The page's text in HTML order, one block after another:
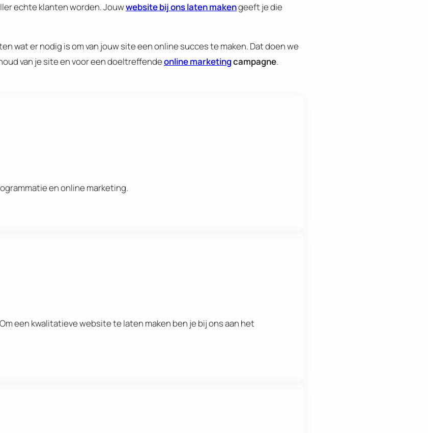
echte klanten worden. Jouwwebsite bij ons laten makengeeft je die
wat er nodig is om van jouw site een online succes te maken. Dat doen we
van je site en voor een doeltreffendeonline marketingcampagne.
en online marketing.
een kwalitatieve website te laten maken ben je bij ons aan het